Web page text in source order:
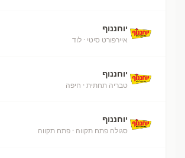
יוחננוף
איירפורט סיטי · לוד
יוחננוף
טבריה תחתית · חיפה
יוחננוף
סגולה פתח תקווה · פתח תקווה